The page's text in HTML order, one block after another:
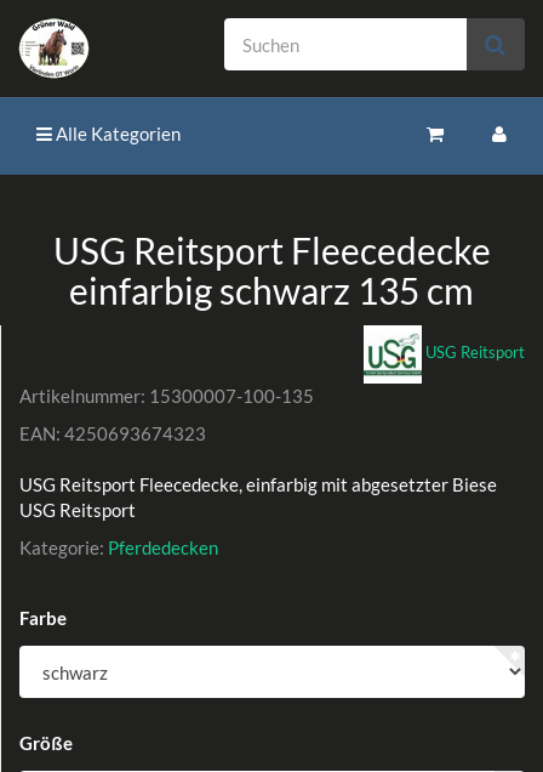
Alle Kategorien
USG Reitsport Fleecedecke
einfarbig schwarz 135 cm
USG Reitsport
Artikelnummer: 15300007-100-135
EAN: 4250693674323
USG Reitsport Fleecedecke, einfarbig mit abgesetzter Biese
USG Reitsport
Kategorie: Pferdedecken
Farbe
Größe